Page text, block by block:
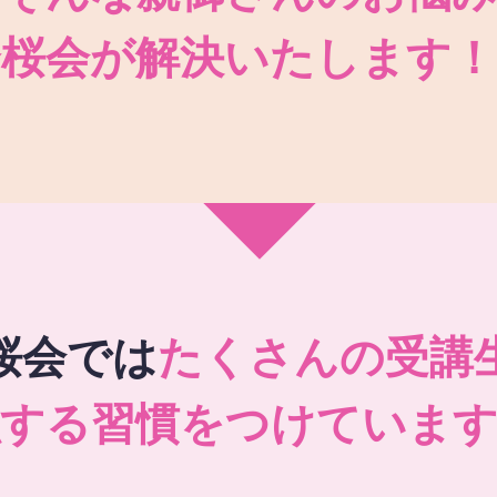
会が解決いたします！
会ではたくさんの受講
る習慣をつけています